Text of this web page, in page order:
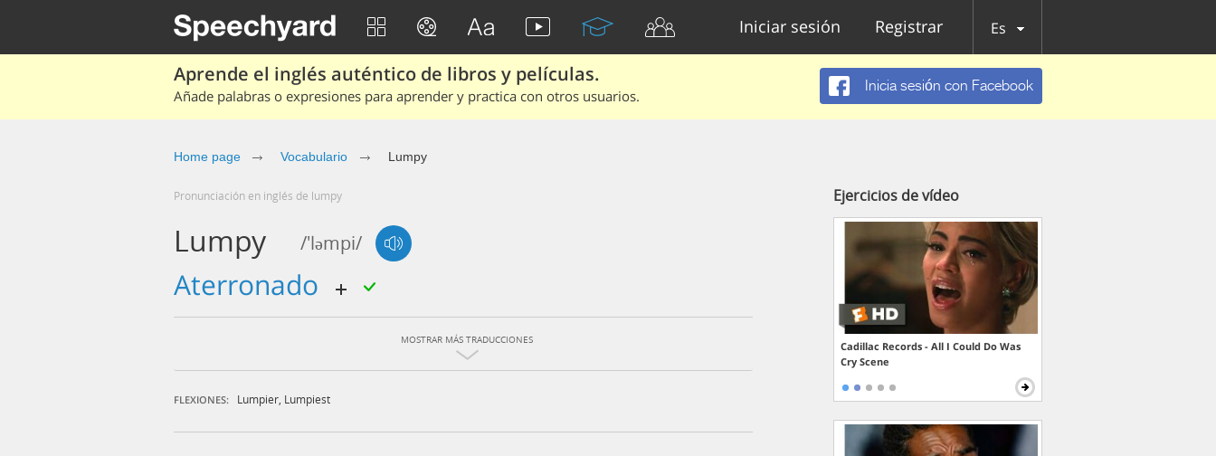
Iniciar sesión Registrar Es
Aprende el inglés auténtico de libros y películas.
Añade palabras o expresiones para aprender y practica con otros usuarios.
Inicia sesión con Facebook
Home page Vocabulario Lumpy
Pronunciación en inglés de lumpy
Lumpy /'ləmpi/
aterronado
MOSTRAR MÁS TRADUCCIONES
FLEXIONES: Lumpier Lumpiest
Ejercicios de vídeo
Cadillac Records - All I Could Do Was
Cry Scene